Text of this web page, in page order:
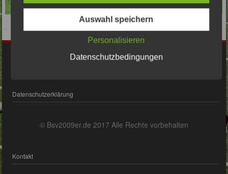
Datenschutzerklärung
© Bsv2009er.de 2017 Alle Rechte vorbehalten
Kontakt
Auswahl speichern
Personalisieren
Datenschutzbedingungen